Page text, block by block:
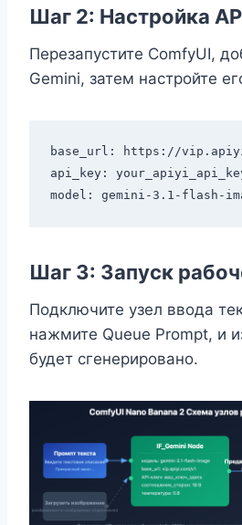
Шаг 2: Настройка
Перезапустите ComfyUI,
Gemini, затем настройте
base_url: https://
api_key:
Шаг 3: Запуск
Подключите узел ввода
нажмите Queue Prompt, и
будет сгенерировано.